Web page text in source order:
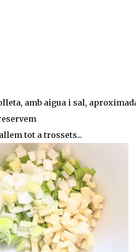
amb aigua i sal,
tot a trossets...